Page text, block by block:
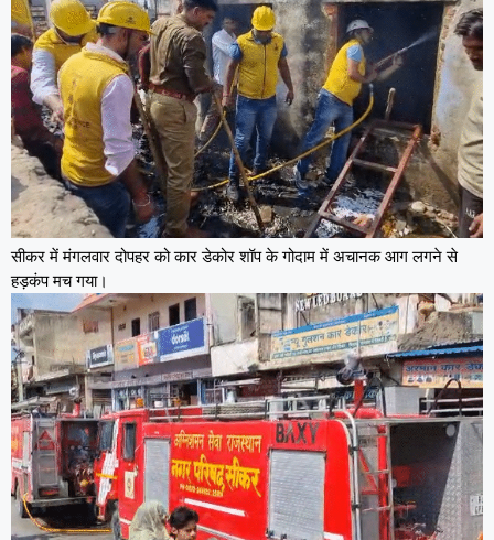
सीकर में मंगलवार दोपहर को कार डेकोर शॉप के गोदाम में अचानक आग लगने से
हड़कंप मच गया।